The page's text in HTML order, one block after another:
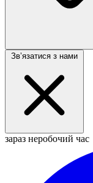
Звʼязатися з нами
зараз неробочий час